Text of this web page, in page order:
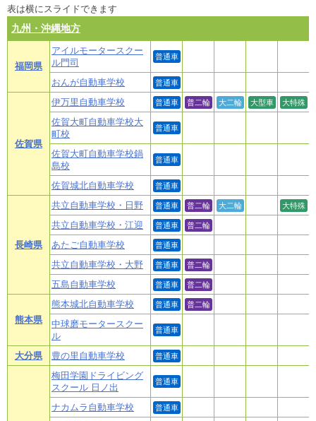
表は横にスライドできます
九州・沖縄地方
福岡県
アイルモータースクー
ル門司
普通車
おんが自動車学校 普通車
佐賀県
伊万里自動車学校 普通車 普二輪 大二輪 大型車 大特殊
佐賀大町自動車学校大
町校
普通車
佐賀大町自動車学校鍋
島校
普通車
佐賀城北自動車学校 普通車
長崎県
共立自動車学校・日野 普通車 普二輪 大二輪 大特殊
共立自動車学校・江迎 普通車 普二輪
あたご自動車学校 普通車
共立自動車学校・大野 普通車 普二輪
五島自動車学校 普通車 普二輪
熊本県
熊本城北自動車学校 普通車 普二輪
中球磨モータースクー
ル
普通車
大分県 豊の里自動車学校 普通車
梅田学園ドライビング
スクール 日ノ出
普通車
ナカムラ自動車学校 普通車